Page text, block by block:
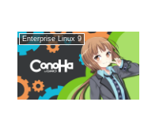
Enterprise Linux 9